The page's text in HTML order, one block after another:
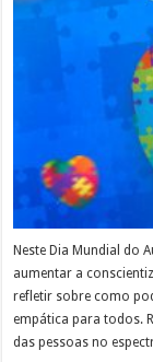
Neste Dia Mundial do
aumentar a
refletir sobre como
empática para todos.
das pessoas no